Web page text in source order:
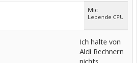
Mic
Lebende CPU
Ich halte von
Aldi Rechnern
nichts.